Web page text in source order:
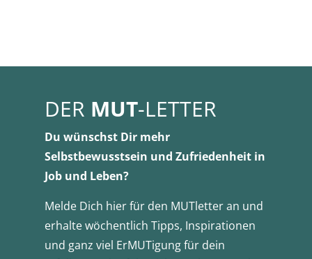
DER MUT-LETTER
Du wünschst Dir mehr
Selbstbewusstsein und Zufriedenheit in
Job und Leben?
Melde Dich hier für den MUTletter an und
erhalte wöchentlich Tipps, Inspirationen
und ganz viel ErMUTigung für dein